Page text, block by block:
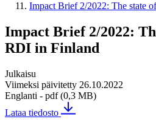
Impact Brief 2/2022: The state
Impact Brief 2/2022:
RDI in Finland
Julkaisu
Viimeksi päivitetty 26.10.2022
Englanti - pdf (0,3 MB)
Lataa tiedosto